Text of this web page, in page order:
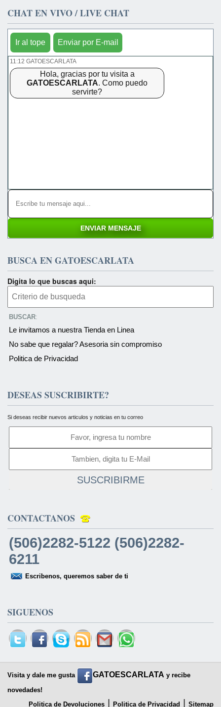
CHAT EN VIVO / LIVE CHAT
Ir al tope Enviar por E-mail
11:12 GATOESCARLATA
Hola, gracias por tu visita a
GATOESCARLATA. Como puedo
servirte?
BUSCA EN GATOESCARLATA
Digita lo que buscas aqui:
BUSCAR:
Le invitamos a nuestra Tienda en Linea
No sabe que regalar? Asesoria sin compromiso
Politica de Privacidad
DESEAS SUSCRIBIRTE?
Si deseas recibir nuevos articulos y noticias en tu correo
SUSCRIBIRME
CONTACTANOS
(506)2282-5122 (506)2282-
6211
Escribenos, queremos saber de ti
SIGUENOS
Visita y dale me gusta GATOESCARLATA y recibe
novedades!
Politica de Devoluciones
Politica de Privacidad Sitemap